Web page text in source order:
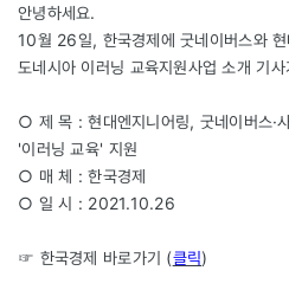
안녕하세요.
10월 26일, 한국경제에 굿네이버스와
도네시아 이러닝 교육지원사업 소개 기
○ 제 목 : 현대엔지니어링, 굿네이버스·
'이러닝 교육' 지원
○ 매 체 : 한국경제
○ 일 시 : 2021.10.26
☞ 한국경제 바로가기 (클릭)